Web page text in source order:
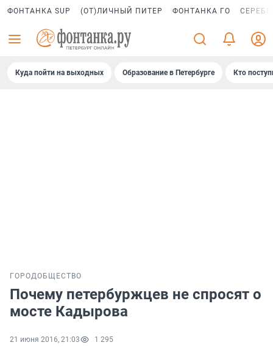
ФОНТАНКА SUP (ОТ)ЛИЧНЫЙ ПИТЕР ФОНТАНКА ГО
Куда пойти на выходных Образование в Петербурге Кто
ГОРОДОБЩЕСТВО
Почему петербуржцев не спросят о
мосте Кадырова
21 июня 2016, 21:03 1 295